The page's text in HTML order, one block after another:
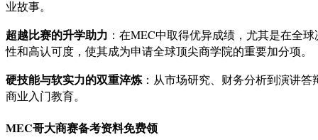
业故事。
超越比赛的升学助力 ：在MEC中取得优异成绩，尤其是在全
性和高认可度，使其成为申请全球顶尖商学院的重要加分项。
硬技能与软实力的双重淬炼 ：从市场研究、财务分析到演讲
商业入门教育。
MEC哥大商赛备考资料免费领